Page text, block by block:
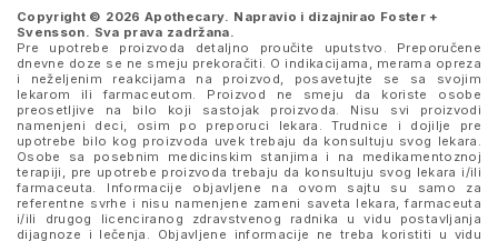
Copyright © 2026 Apothecary. Napravio i dizajnirao Foster +
Svensson. Sva prava zadržana.
Pre upotrebe proizvoda detaljno proučite uputstvo. Preporučene
dnevne doze se ne smeju prekoračiti. O indikacijama, merama opreza
i neželjenim reakcijama na proizvod, posavetujte se sa svojim
lekarom ili farmaceutom. Proizvod ne smeju da koriste osobe
preosetljive na bilo koji sastojak proizvoda. Nisu svi proizvodi
namenjeni deci, osim po preporuci lekara. Trudnice i dojilje pre
upotrebe bilo kog proizvoda uvek trebaju da konsultuju svog lekara.
Osobe sa posebnim medicinskim stanjima i na medikamentoznoj
terapiji, pre upotrebe proizvoda trebaju da konsultuju svog lekara i/ili
farmaceuta. Informacije objavljene na ovom sajtu su samo za
referentne svrhe i nisu namenjene zameni saveta lekara, farmaceuta
i/ili drugog licenciranog zdravstvenog radnika u vidu postavljanja
dijagnoze i lečenja. Objavljene informacije ne treba koristiti u vidu